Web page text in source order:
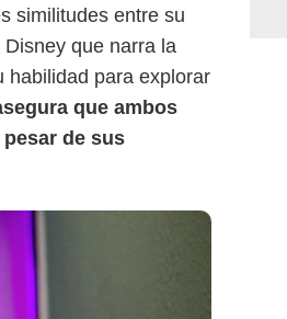
similitudes entre su
que narra la
habilidad para explorar
que ambos
de sus